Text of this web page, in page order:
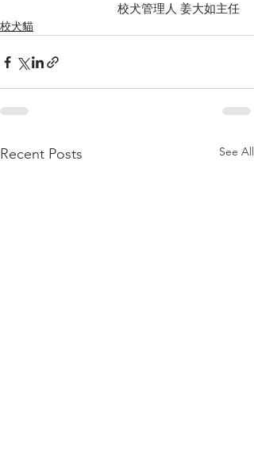
校犬管理人 姜大如主任
校犬貓
Recent Posts See All